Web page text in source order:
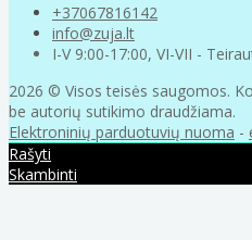
+37067816142
info@zuja.lt
I-V 9:00-17:00, VI-VII -
2026 © Visos teisės saugomos.
be autorių sutikimo draudžiama.
Elektroninių parduotuvių nuoma -
Rašyti
Skambinti